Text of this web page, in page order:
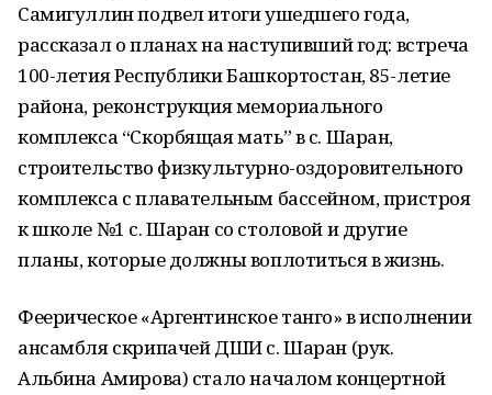
Самигуллин подвел итоги ушедшего года,
рассказал о планах на наступивший год: встреча
100-летия Республики Башкортостан, 85-летие
района, реконструкция мемориального
комплекса “Скорбящая мать” в с. Шаран,
строительство физкультурно-оздоровительного
комплекса с плавательным бассейном, пристроя
к школе №1 с. Шаран со столовой и другие
планы, которые должны воплотиться в жизнь.
Феерическое «Аргентинское танго» в исполнении
ансамбля скрипачей ДШИ с. Шаран (рук.
Альбина Амирова) стало началом концертной